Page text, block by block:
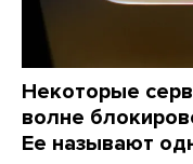
Некоторые
волне
Ее называют